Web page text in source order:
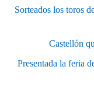
Sorteados los toros
Castellón
Presentada la feria